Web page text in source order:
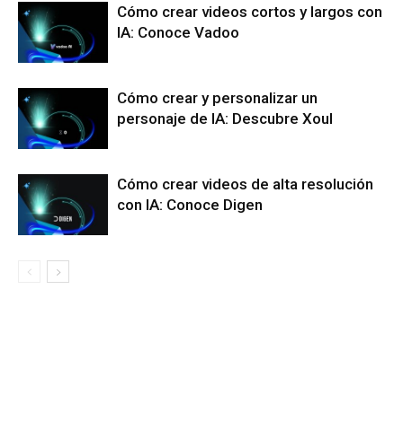
Cómo crear videos cortos y largos con
IA: Conoce Vadoo
Cómo crear y personalizar un
personaje de IA: Descubre Xoul
Cómo crear videos de alta resolución
con IA: Conoce Digen